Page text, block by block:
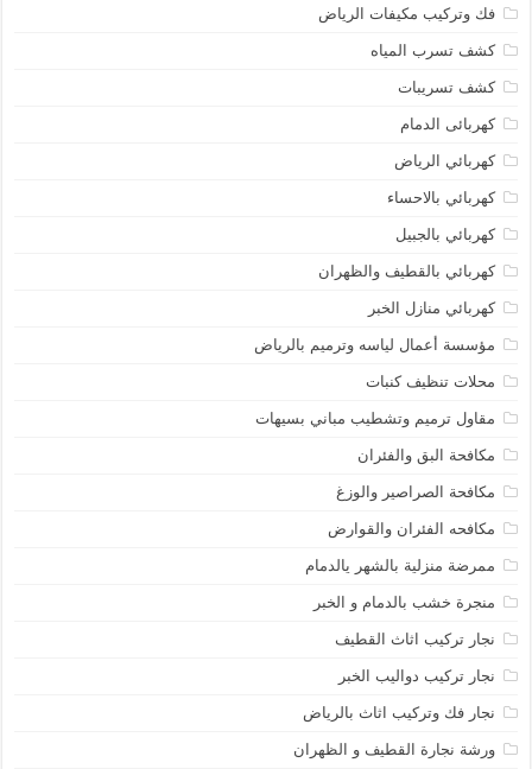
فك وتركيب مكيفات الرياض
كشف تسرب المياه
كشف تسريبات
كهربائى الدمام
كهربائي الرياض
كهربائي بالاحساء
كهربائي بالجبيل
كهربائي بالقطيف والظهران
كهربائي منازل الخبر
مؤسسة أعمال لياسه وترميم بالرياض
محلات تنظيف كنبات
مقاول ترميم وتشطيب مباني بسيهات
مكافحة البق والفئران
مكافحة الصراصير والوزغ
مكافحه الفئران والقوارض
ممرضة منزلية بالشهر يالدمام
منجرة خشب بالدمام و الخبر
نجار تركيب اثاث القطيف
نجار تركيب دواليب الخبر
نجار فك وتركيب اثاث بالرياض
ورشة نجارة القطيف و الظهران